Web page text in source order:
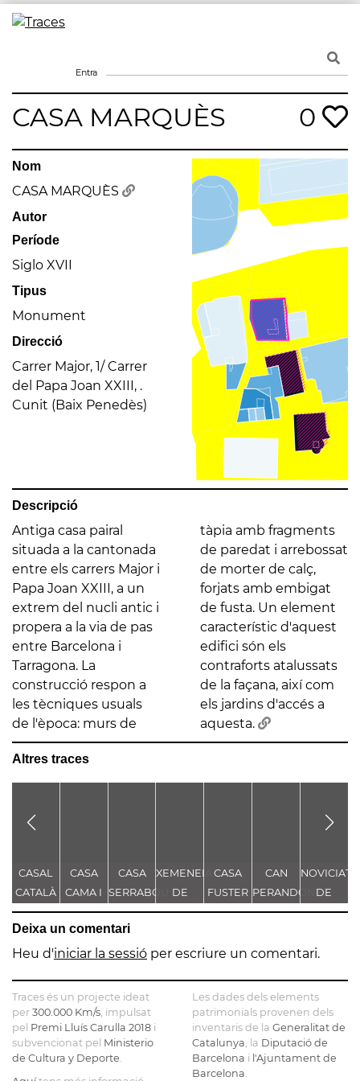
Skip
Entra
CASA MARQUÈS 0
Nom
CASA MARQUÈS
Autor
Període
Siglo XVII
Tipus
Monument
Direcció
Carrer Major, 1/ Carrer
del Papa Joan XXIII, .
Cunit (Baix Penedès)
Descripció
Antiga casa pairal
situada a la cantonada
entre els carrers Major i
Papa Joan XXIII, a un
extrem del nucli antic i
propera a la via de pas
entre Barcelona i
Tarragona. La
construcció respon a
les tècniques usuals
de l'època: murs de
tàpia amb fragments
de paredat i arrebossat
de morter de calç,
forjats amb embigat
de fusta. Un element
característic d'aquest
edifici són els
contraforts atalussats
de la façana, així com
els jardins d'accés a
aquesta.
Altres traces
CASAL
CATALÀ
CASA
CAMA I
ESCURRA
CASA
SERRABOU
XEMENEIA
DE
L'ANTIGA
C.E.L.O.
CASA
FUSTER
CAN
PERANDONES
- CASA
FARJAS
NOVICIAT
DE
NOSTRA
DE LA
Deixa un comentari
Heu d'iniciar la sessió per escriure un comentari.
Traces és un projecte ideat
per 300.000 Km/s , impulsat
pel Premi Lluís Carulla 2018 i
subvencionat pel Ministerio
de Cultura y Deporte
Les dades dels elements
patrimonials provenen dels
inventaris de la Generalitat de
Catalunya , la Diputació de
Barcelona i l'Ajuntament de
Barcelona